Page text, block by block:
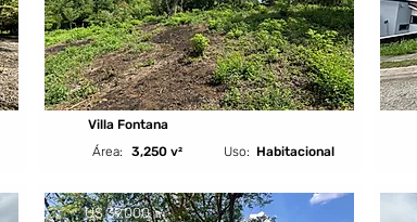
Villa Fontana
Área:
3,250 v² Habitacional
Uso:
U$ 39,000